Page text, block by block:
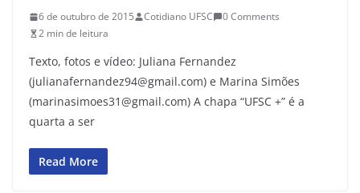
6 de outubro de 2015 Cotidiano UFSC
0 Comments
2 min de leitura
Texto, fotos e vídeo: Juliana Fernandez
(julianafernandez94@gmail.com) e Marina Simões
(marinasimoes31@gmail.com) A chapa “UFSC +” é a
quarta a ser
Read More